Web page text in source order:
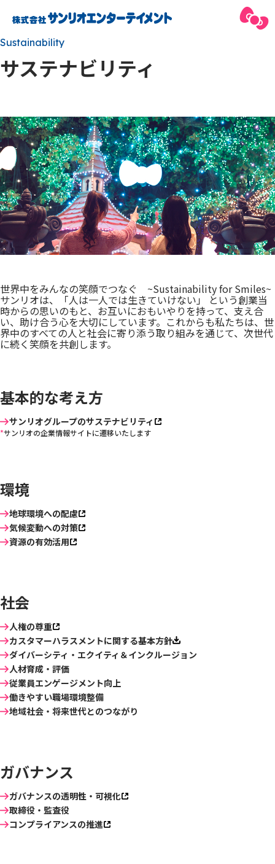
Sustainability
サステナビリティ
世界中をみんなの笑顔でつなぐ ~Sustainability for Smiles~
サンリオは、「人は一人では生きていけない」 という創業当
時からの思いのもと、お互いにおもいやりを持って、支え合
い、助け合う心を大切にしています。これからも私たちは、世
界中のすべての人と社会に寄り添う取り組みを通じて、次世代
に続く笑顔を共創します。
基本的な考え方
サンリオグループのサステナビリティ
サンリオの企業情報サイトに遷移いたします
環境
地球環境への配慮
気候変動への対策
資源の有効活用
社会
人権の尊重
カスタマーハラスメントに関する基本方針
ダイバーシティ・エクイティ＆インクルージョン
人材育成・評価
従業員エンゲージメント向上
働きやすい職場環境整備
地域社会・将来世代とのつながり
ガバナンス
ガバナンスの透明性・可視化
取締役・監査役
コンプライアンスの推進